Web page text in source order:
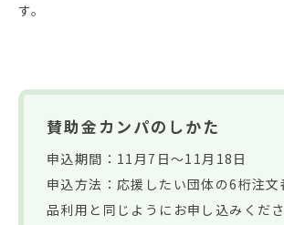
す。
賛助金カンパのしかた
申込期間：11月7日～11月18日
申込方法：応援したい団体の6桁注文
品利用と同じようにお申し込みくださ